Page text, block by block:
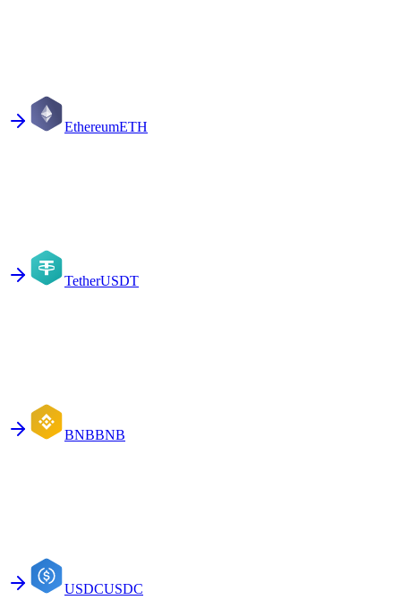
EthereumETH
TetherUSDT
BNBBNB
USDCUSDC